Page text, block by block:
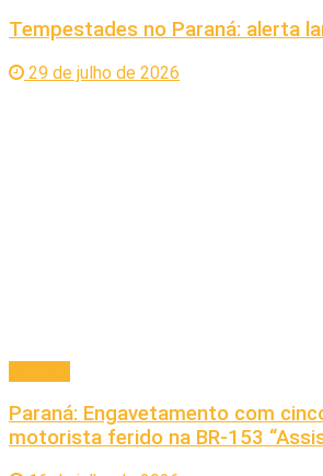
Tempestades no Paraná: alerta
29 de julho de 2026
Paraná: Engavetamento com
motorista ferido na BR-153